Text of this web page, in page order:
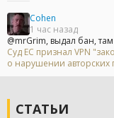
Cohen
1 час назад
@mrGrim, выдал бан,
Суд ЕС признал VPN
о нарушении авторских
СТАТЬИ